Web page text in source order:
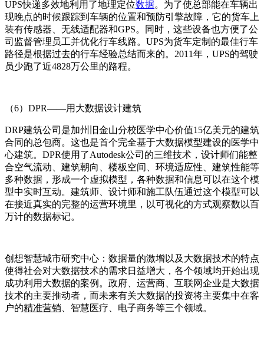
UPS快递多效地利用了地理定位数据。为了使总部能在车辆出
现晚点的时候跟踪到车辆的位置和预防引擎故障，它的货车上
装有传感器、无线适配器和GPS。同时，这些设备也方便了公
司监督管理员工并优化行车线路。UPS为货车定制的最佳行车
路径是根据过去的行车经验总结而来的。2011年，UPS的驾驶
员少跑了近4828万公里的路程。
（6）DPR——用大数据设计建筑
DRP建筑公司是加州旧金山分校医学中心价值15亿美元的建筑
合同的总包商。这也是首个完全基于大数据模型建设的医学中
心建筑。DPR使用了Autodesk公司的三维技术，设计师们能整
合空气流动、建筑朝向、楼板空间、环境适应性、建筑性能等
多种数据，形成一个虚拟模型，各种数据和信息可以在这个模
型中实时互动。建筑师、设计师和施工队伍通过这个模型可以
在接近真实的完整的运营环境里，以可视化的方式观察数以百
万计的数据标记。
创想智慧城市研究中心：数据量的激增以及大数据技术的特点
使得社会对大数据技术的需求日益增大，各个领域均开始出现
成功利用大数据的案例。政府、运营商、互联网企业是大数据
技术的主要推动者，而未来有关大数据的投资将主要集中在客
户的精准营销 、智慧医疗、电子商务等三个领域。